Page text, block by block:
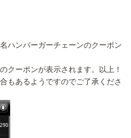
ハンバーガーチェーンのクーポン
クーポンが表示されます。以上！
もあるようですのでご了承くださ